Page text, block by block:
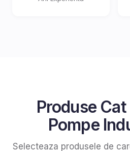
Produse
Pompe
Selecteaza produsele de